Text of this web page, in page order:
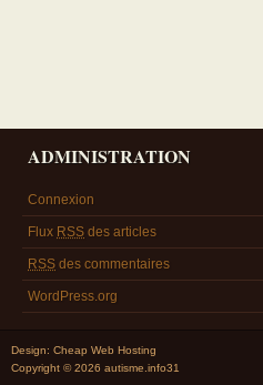
ADMINISTRATION
Connexion
Flux RSS des articles
RSS des commentaires
WordPress.org
Design: Cheap Web Hosting
Copyright © 2026 autisme.info31